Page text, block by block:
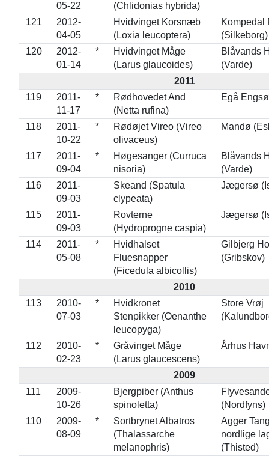
05-22
(Chlidonias hybrida)
121
2012-
04-05
Hvidvinget Korsnæb
(Loxia leucoptera)
Kompedal
(Silkeborg)
120
2012-
01-14
*
Hvidvinget Måge
(Larus glaucoides)
Blåvands
(Varde)
2011
119
2011-
11-17
*
Rødhovedet And
(Netta rufina)
Egå
118
2011-
10-22
*
Rødøjet Vireo (Vireo
olivaceus)
Mandø
117
2011-
09-04
*
Høgesanger (Curruca
nisoria)
Blåvands
(Varde)
116
2011-
09-03
Skeand (Spatula
clypeata)
Jægersø
115
2011-
09-03
Rovterne
(Hydroprogne caspia)
Jægersø
114
2011-
05-08
*
Hvidhalset
Fluesnapper
(Ficedula albicollis)
Gilbjerg
(Gribskov)
2010
113
2010-
07-03
*
Hvidkronet
Stenpikker (Oenanthe
leucopyga)
Store Vrøj
112
2010-
02-23
*
Gråvinget Måge
(Larus glaucescens)
Århus
2009
111
2009-
10-26
Bjergpiber (Anthus
spinoletta)
(Nordfyns)
110
2009-
08-09
*
Sortbrynet Albatros
(Thalassarche
melanophris)
Agger
nordlige
(Thisted)